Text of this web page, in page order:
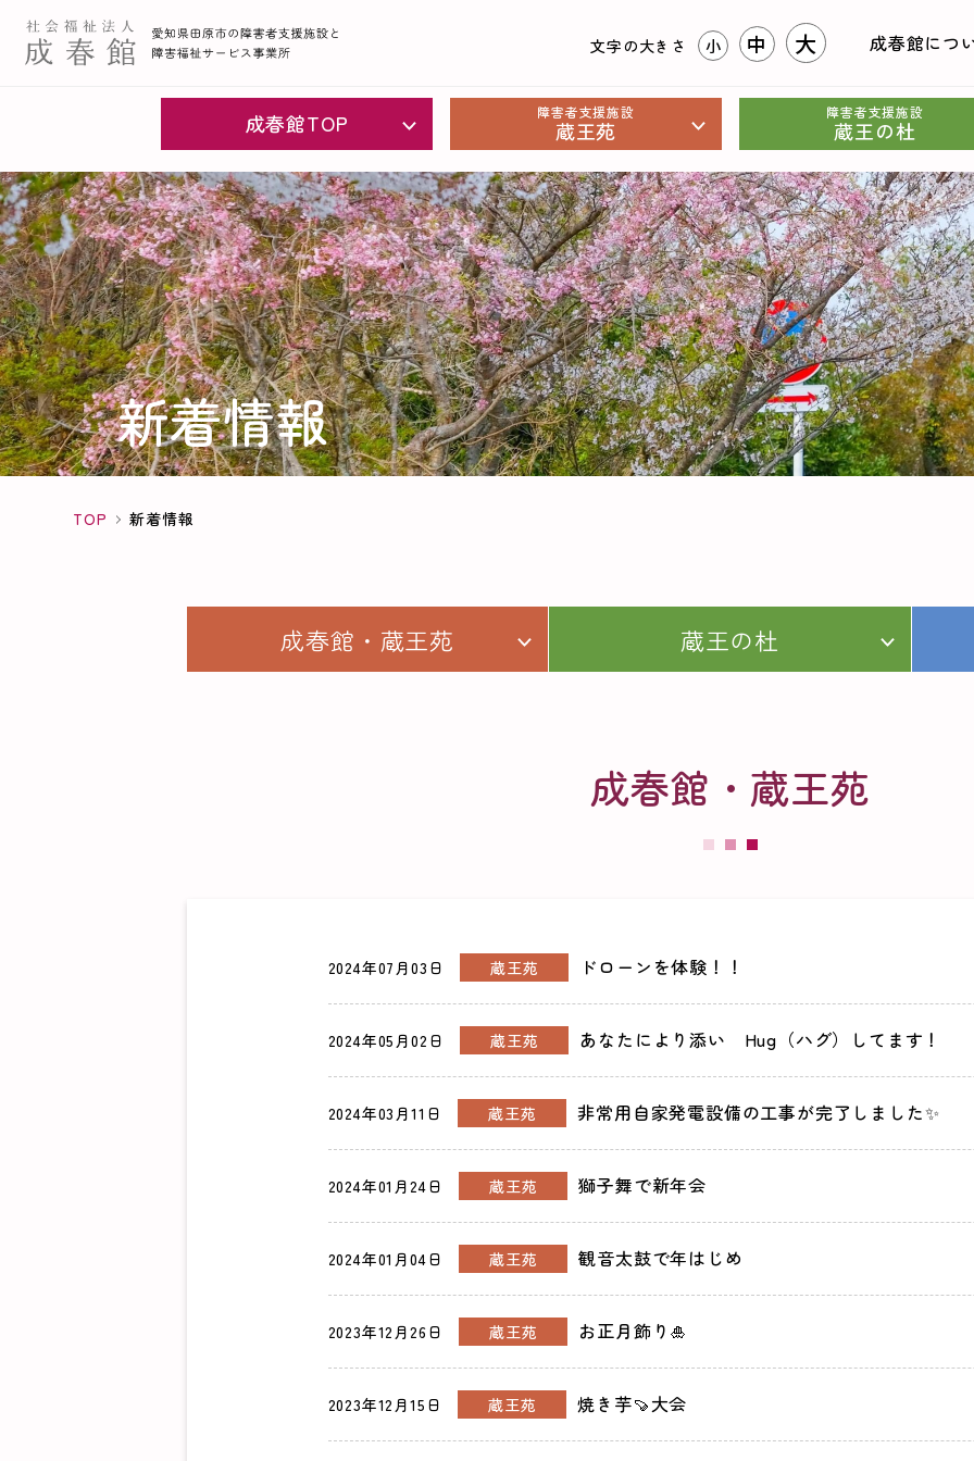
文字の大きさ 小 中 大 成春館につ
成春館TOP 障害者支援施設
蔵王苑
障害者支援施設
蔵王の杜
新着情報
TOP 新着情報
成春館・ 蔵王苑 蔵王の杜
成春館・蔵王苑
2024年07月03日 蔵王苑 ドローンを体験！！
2024年05月02日 蔵王苑 あなたにより添い Hug（ハグ）してます！
2024年03月11日 蔵王苑 非常用自家発電設備の工事が完了しました✨
2024年01月24日 蔵王苑 獅子舞で新年会
2024年01月04日 蔵王苑 観音太鼓で年はじめ
2023年12月26日 蔵王苑 お正月飾り🎍
2023年12月15日 蔵王苑 焼き芋🍠大会